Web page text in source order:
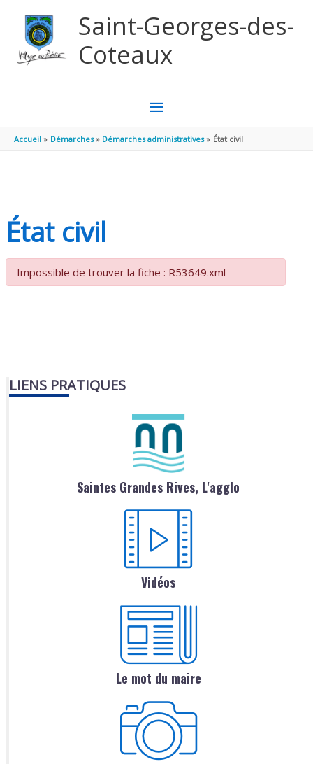
Saint-Georges-des-
Coteaux
MENU
PRINCIPAL
Accueil Démarches Démarches administratives État civil
État civil
Impossible de trouver la fiche : R53649.xml
LIENS PRATIQUES
Saintes Grandes Rives, L'agglo
Vidéos
Le mot du maire